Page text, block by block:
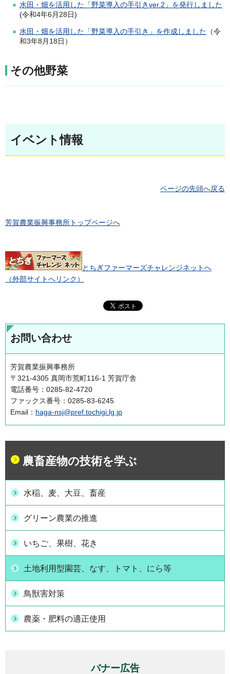
水田・畑を活用した「野菜導入の手引きver.2」を発行しました
(令和4年6月28日)
水田・畑を活用した「野菜導入の手引き」を作成しました （令
和3年8月18日）
その他野菜
イベント情報
ページの先頭へ戻る
芳賀農業振興事務所トップページへ
とちぎファーマーズチャレンジネットへ
（外部サイトへリンク）
お問い合わせ
芳賀農業振興事務所
〒321-4305 真岡市荒町116-1 芳賀庁舎
電話番号：0285-82-4720
ファックス番号：0285-83-6245
Email： haga-nsj@pref.tochigi.lg.jp
農畜産物の技術を学ぶ
水稲、麦、大豆、畜産
グリーン農業の推進
いちご、果樹、花き
土地利用型園芸、なす、トマト、にら等
鳥獣害対策
農薬・肥料の適正使用
バナー広告